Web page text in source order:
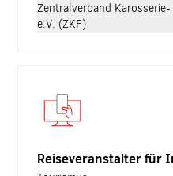
Zentralverband
e.V. (ZKF)
Reiseveranstalter für